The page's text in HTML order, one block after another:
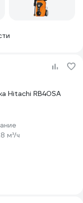
Hitachi RB40SA
м³/ч